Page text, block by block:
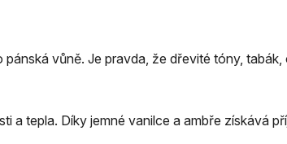
vůně. Je pravda, že dřevité tóny,
a tepla. Díky jemné vanilce a ambře získává